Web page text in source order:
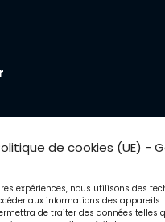
de cookies (UE) -
expériences, nous utilisons des
aux informations des appareils.
de traiter des données telles